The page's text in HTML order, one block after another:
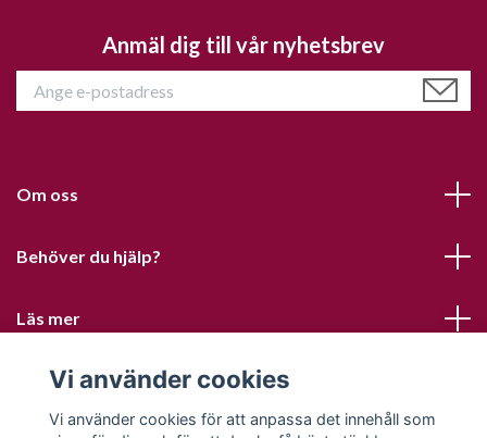
Anmäl dig till vår nyhetsbrev
Om oss
Behöver du hjälp?
Läs mer
Sociala medier
Vi använder cookies
Vi använder cookies för att anpassa det innehåll som